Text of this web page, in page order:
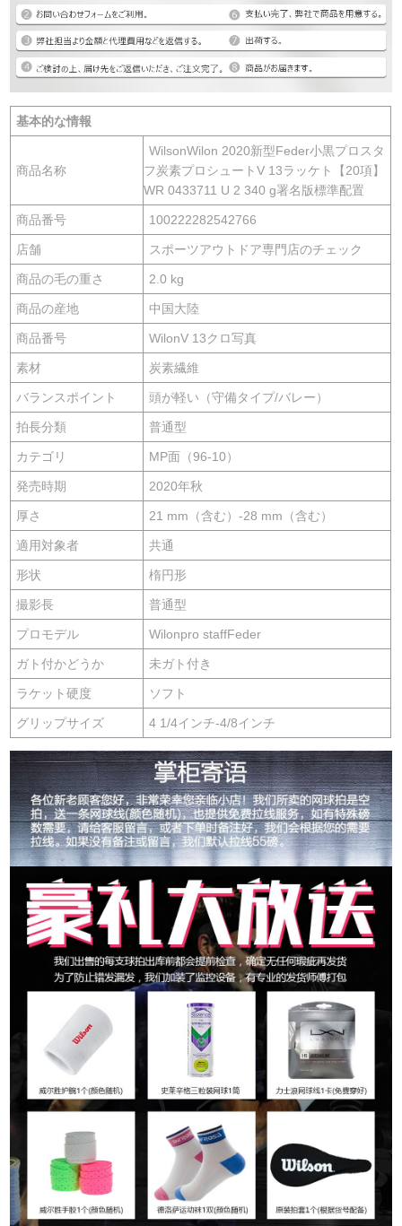
基本的な情報
商品名称
WilsonWilon 2020新型Feder小黒プロスタ
フ炭素プロシュートV 13ラッケト【20項】
WR 0433711 U 2 340 g署名版標準配置
商品番号 100222282542766
店舗 スポーツアウトドア専門店のチェック
商品の毛の重さ 2.0 kg
商品の産地 中国大陸
商品番号 WilonV 13クロ写真
素材 炭素繊維
バランスポイント 頭が軽い（守備タイプ/バレー）
拍長分類 普通型
カテゴリ MP面（96-10）
発売時期 2020年秋
厚さ 21 mm（含む）-28 mm（含む）
適用対象者 共通
形状 楕円形
撮影長 普通型
プロモデル Wilonpro staffFeder
ガト付かどうか 未ガト付き
ラケット硬度 ソフト
グリップサイズ 4 1/4インチ-4/8インチ